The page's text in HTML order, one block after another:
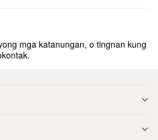
mga katanungan, o tingnan kung